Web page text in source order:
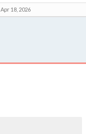
Apr 18, 2026